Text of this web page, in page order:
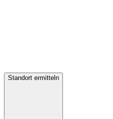
Standort ermitteln